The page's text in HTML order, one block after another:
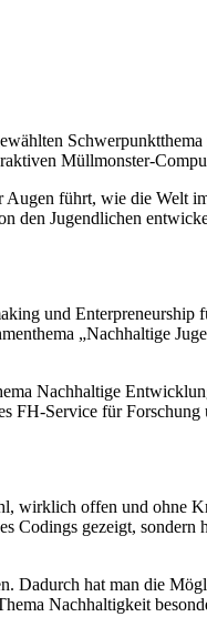
Müllmonster-
führt, wie die Welt
den Jugendlichen
und Enterpreneurship
„Nachhaltige
Nachhaltige
FH-Service für Forschung
wirklich offen und ohne
Codings gezeigt, sondern
Dadurch hat man die
Nachhaltigkeit